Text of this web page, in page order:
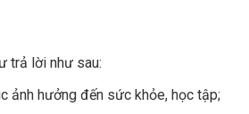
trả lời như sau:
ảnh hưởng đến sức khỏe, học tập;